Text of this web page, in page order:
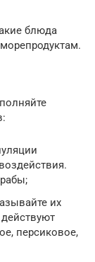
блюда
их
персиковое,